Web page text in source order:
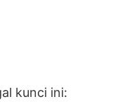
kunci ini: